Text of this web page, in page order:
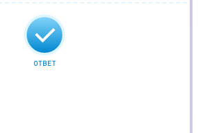
ОТВЕТ